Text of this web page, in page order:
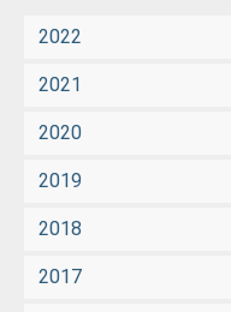
2022
2021
2020
2019
2018
2017